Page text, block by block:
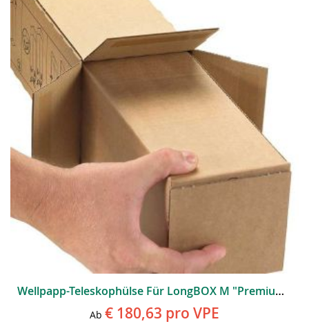
Wellpapp-Teleskophülse Für LongBOX M "Premium" (100 Stk. Pro VPE)
Ab € 180,63 pro VPE